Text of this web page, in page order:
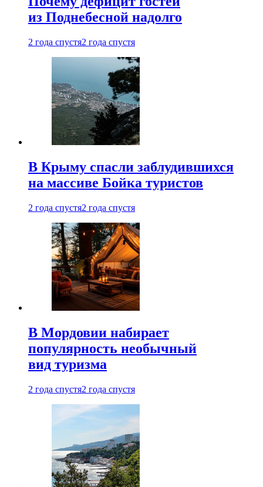
из Поднебесной надолго
2 года спустя2 года спустя
В Крыму спасли заблудившихся
на массиве Бойка туристов
2 года спустя2 года спустя
В Мордовии набирает
популярность необычный
вид туризма
2 года спустя2 года спустя